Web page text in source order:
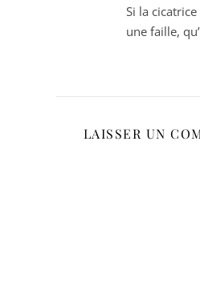
Si la
une faille,
LAISSER UN